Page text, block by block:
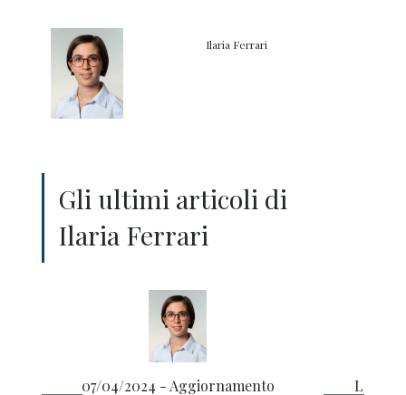
Ilaria Ferrari
Gli ultimi articoli di
Ilaria Ferrari
07/04/2024 - Aggiornamento
La